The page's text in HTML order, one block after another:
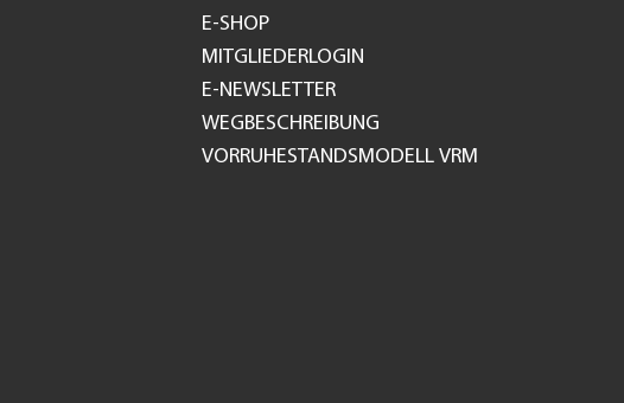
E-SHOP
MITGLIEDERLOGIN
E-NEWSLETTER
WEGBESCHREIBUNG
VORRUHESTANDSMODELL VRM